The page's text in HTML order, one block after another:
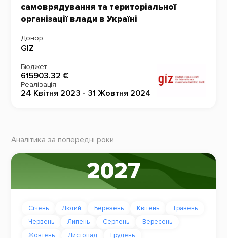
самоврядування та територіальної
організації влади в Україні
Донор
GIZ
Бюджет
615903.32 €
Реалізація
24 Квітня 2023 - 31 Жовтня 2024
Аналітика за попередні роки
2027
Січень Лютий Березень Квітень
Травень
Червень
Липень Серпень
Вересень
Жовтень
Листопад Грудень